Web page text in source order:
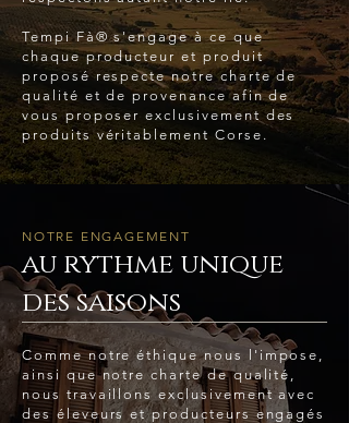
Tempi Fà® s'engage à ce que
chaque producteur et produit
proposé respecte notre charte de
qualité et de provenance afin de
vous proposer exclusivement des
produits véritablement Corse.
NOTRE ENGAGEMENT
au rythme unique
des saisons
Comme notre éthique nous l'impose,
ainsi que notre charte de qualité,
nous travaillons exclusivement avec
des éleveurs et producteurs engagés